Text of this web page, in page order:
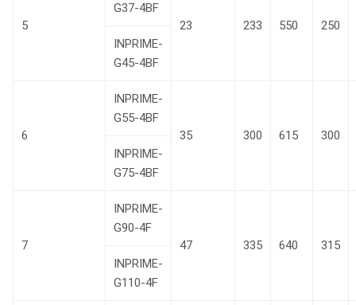
5
G37-4BF
23
233 550
250
INPRIME-
G45-4BF
6
INPRIME-
G55-4BF
35
300 615
300
INPRIME-
G75-4BF
7
INPRIME-
G90-4F
47
335 640
315
INPRIME-
G110-4F